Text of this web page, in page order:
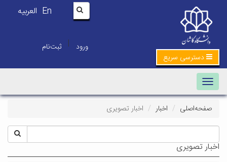
En العربیه
ورود | ثبت‌نام
دسترسی سریع
Toggle navigation
صفحه‌اصلی اخبار اخبار تصویری
اخبار تصویری